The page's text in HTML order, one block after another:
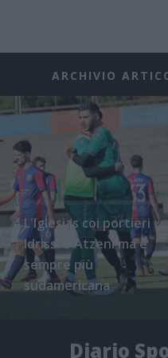
ARCHIVIO
L'Iglesias coi portieri
Idrissi e Atzeni ma è
sempre più
sudamericana
Diario